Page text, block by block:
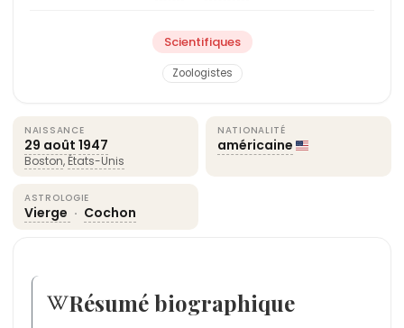
Scientifiques
Zoologistes
NAISSANCE
29 août 1947
Boston, États-Unis
NATIONALITÉ
américaine
ASTROLOGIE
Vierge · Cochon
Résumé biographique